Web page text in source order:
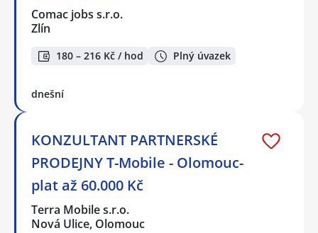
Comac jobs s.r.o.
Zlín
180 – 216 Kč / hod Plný úvazek
dnešní
KONZULTANT PARTNERSKÉ
PRODEJNY T-Mobile - Olomouc-
plat až 60.000 Kč
Terra Mobile s.r.o.
Nová Ulice, Olomouc